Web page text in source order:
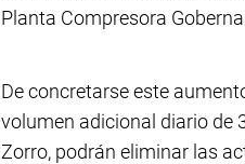
Planta Compresora
De concretarse este
volumen adicional diario de
Zorro, podrán eliminar las